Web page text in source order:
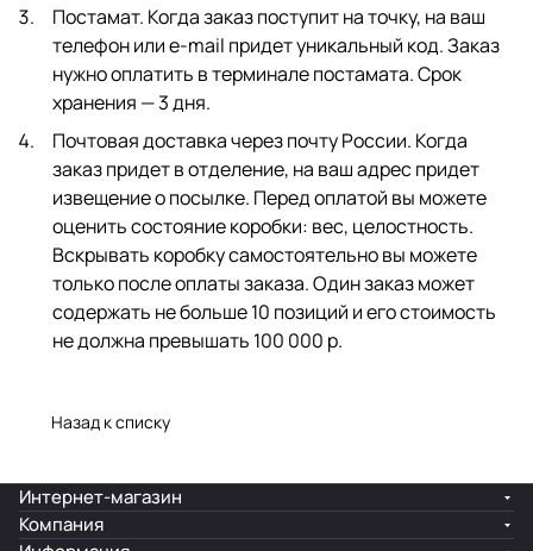
Постамат. Когда заказ поступит на точку, на ваш
телефон или e-mail придет уникальный код. Заказ
нужно оплатить в терминале постамата. Срок
хранения — 3 дня.
Почтовая доставка через почту России. Когда
заказ придет в отделение, на ваш адрес придет
извещение о посылке. Перед оплатой вы можете
оценить состояние коробки: вес, целостность.
Вскрывать коробку самостоятельно вы можете
только после оплаты заказа. Один заказ может
содержать не больше 10 позиций и его стоимость
не должна превышать 100 000 р.
Назад к списку
Интернет-магазин
Компания